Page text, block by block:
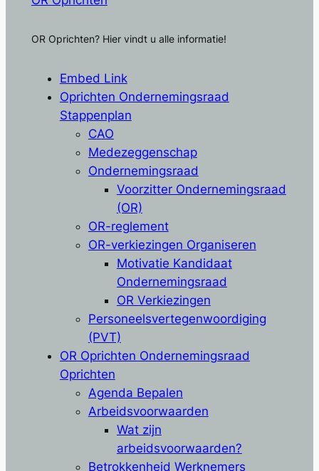
OR Oprichten? Hier vindt u alle informatie!
Embed Link
Oprichten Ondernemingsraad
Stappenplan
CAO
Medezeggenschap
Ondernemingsraad
Voorzitter Ondernemingsraad
(OR)
OR-reglement
OR-verkiezingen Organiseren
Motivatie Kandidaat
Ondernemingsraad
OR Verkiezingen
Personeelsvertegenwoordiging
(PVT)
OR Oprichten Ondernemingsraad
Oprichten
Agenda Bepalen
Arbeidsvoorwaarden
Wat zijn
arbeidsvoorwaarden?
Betrokkenheid Werknemers